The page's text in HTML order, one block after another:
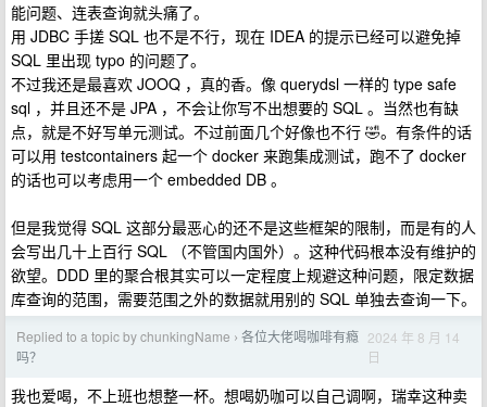
能问题、连表查询就头痛了。
用 JDBC 手搓 SQL 也不是不行，现在 IDEA 的提示已经可以避免掉
SQL 里出现 typo 的问题了。
不过我还是最喜欢 JOOQ ，真的香。像 querydsl 一样的 type safe
sql ，并且还不是 JPA ，不会让你写不出想要的 SQL 。当然也有缺
点，就是不好写单元测试。不过前面几个好像也不行 🤣。有条件的话
可以用 testcontainers 起一个 docker 来跑集成测试，跑不了 docker
的话也可以考虑用一个 embedded DB 。
但是我觉得 SQL 这部分最恶心的还不是这些框架的限制，而是有的人
会写出几十上百行 SQL （不管国内国外）。这种代码根本没有维护的
欲望。DDD 里的聚合根其实可以一定程度上规避这种问题，限定数据
库查询的范围，需要范围之外的数据就用别的 SQL 单独去查询一下。
Replied to a topic by chunkingName › 各位大佬喝咖啡有瘾
吗？
2024 年 8 月 14
日
我也爱喝，不上班也想整一杯。想喝奶咖可以自己调啊，瑞幸这种卖